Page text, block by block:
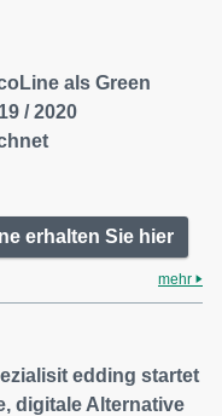
als Green
/ 2020
erhalten Sie hier
mehr
edding startet
digitale Alternative